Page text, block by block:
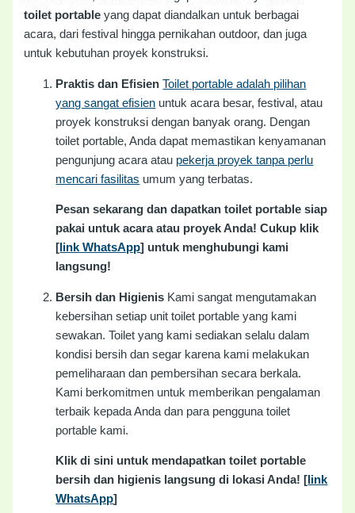
toilet portable yang dapat diandalkan untuk berbagai
acara, dari festival hingga pernikahan outdoor, dan juga
untuk kebutuhan proyek konstruksi.
Praktis dan Efisien Toilet portable adalah pilihan
yang sangat efisien untuk acara besar, festival, atau
proyek konstruksi dengan banyak orang. Dengan
toilet portable, Anda dapat memastikan kenyamanan
pengunjung acara atau pekerja proyek tanpa perlu
mencari fasilitas umum yang terbatas.
Pesan sekarang dan dapatkan toilet portable siap
pakai untuk acara atau proyek Anda! Cukup klik
[ link WhatsApp] untuk menghubungi kami
langsung!
Bersih dan Higienis Kami sangat mengutamakan
kebersihan setiap unit toilet portable yang kami
sewakan. Toilet yang kami sediakan selalu dalam
kondisi bersih dan segar karena kami melakukan
pemeliharaan dan pembersihan secara berkala.
Kami berkomitmen untuk memberikan pengalaman
terbaik kepada Anda dan para pengguna toilet
portable kami.
Klik di sini untuk mendapatkan toilet portable
bersih dan higienis langsung di lokasi Anda! [ link
WhatsApp]